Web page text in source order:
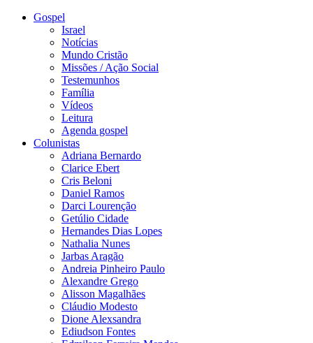
Gospel
Israel
Notícias
Mundo Cristão
Missões / Ação Social
Testemunhos
Família
Vídeos
Leitura
Agenda gospel
Colunistas
Adriana Bernardo
Clarice Ebert
Cris Beloni
Daniel Ramos
Darci Lourenção
Getúlio Cidade
Hernandes Dias Lopes
Nathalia Nunes
Jarbas Aragão
Andreia Pinheiro Paulo
Alexandre Grego
Alisson Magalhães
Cláudio Modesto
Dione Alexsandra
Ediudson Fontes